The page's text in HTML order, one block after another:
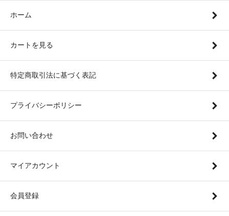
ホーム
カートを見る
特定商取引法に基づく表記
プライバシーポリシー
お問い合わせ
マイアカウント
会員登録